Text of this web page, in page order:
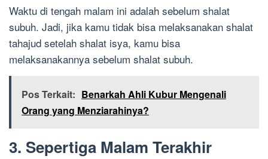
Waktu di tengah malam ini adalah sebelum shalat
subuh. Jadi, jika kamu tidak bisa melaksanakan shalat
tahajud setelah shalat isya, kamu bisa
melaksanakannya sebelum shalat subuh.
Pos Terkait: Benarkah Ahli Kubur Mengenali
Orang yang Menziarahinya?
3. Sepertiga Malam Terakhir